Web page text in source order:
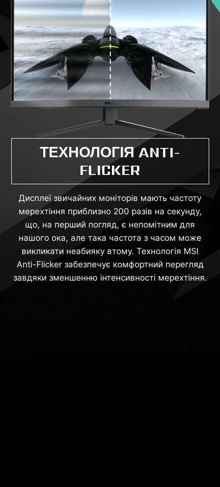
ТЕХНОЛОГІЯ ANTI-
FLICKER
Дисплеї звичайних моніторів мають частоту
мерехтіння приблизно 200 разів на секунду,
що, на перший погляд, є непомітним для
нашого ока, але така частота з часом може
викликати неабияку втому. Технологія MSI
Anti-Flicker забезпечує комфортний перегляд
завдяки зменшенню інтенсивності мерехтіння.